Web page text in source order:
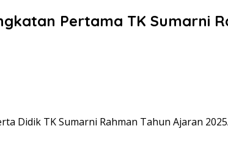
Pertama TK Sumarni
Didik TK Sumarni Rahman Tahun Ajaran